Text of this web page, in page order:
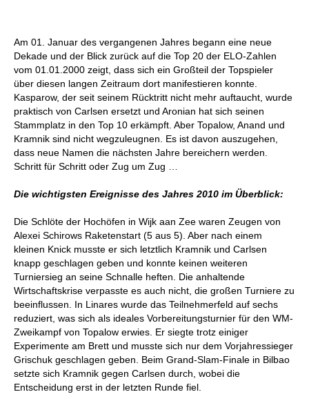
Am 01. Januar des vergangenen Jahres begann eine neue
Dekade und der Blick zurück auf die Top 20 der ELO-Zahlen
vom 01.01.2000 zeigt, dass sich ein Großteil der Topspieler
über diesen langen Zeitraum dort manifestieren konnte.
Kasparow, der seit seinem Rücktritt nicht mehr auftaucht, wurde
praktisch von Carlsen ersetzt und Aronian hat sich seinen
Stammplatz in den Top 10 erkämpft. Aber Topalow, Anand und
Kramnik sind nicht wegzuleugnen. Es ist davon auszugehen,
dass neue Namen die nächsten Jahre bereichern werden.
Schritt für Schritt oder Zug um Zug …
Die wichtigsten Ereignisse des Jahres 2010 im Überblick:
Die Schlöte der Hochöfen in Wijk aan Zee waren Zeugen von
Alexei Schirows Raketenstart (5 aus 5). Aber nach einem
kleinen Knick musste er sich letztlich Kramnik und Carlsen
knapp geschlagen geben und konnte keinen weiteren
Turniersieg an seine Schnalle heften. Die anhaltende
Wirtschaftskrise verpasste es auch nicht, die großen Turniere zu
beeinflussen. In Linares wurde das Teilnehmerfeld auf sechs
reduziert, was sich als ideales Vorbereitungsturnier für den WM-
Zweikampf von Topalow erwies. Er siegte trotz einiger
Experimente am Brett und musste sich nur dem Vorjahressieger
Grischuk geschlagen geben. Beim Grand-Slam-Finale in Bilbao
setzte sich Kramnik gegen Carlsen durch, wobei die
Entscheidung erst in der letzten Runde fiel.